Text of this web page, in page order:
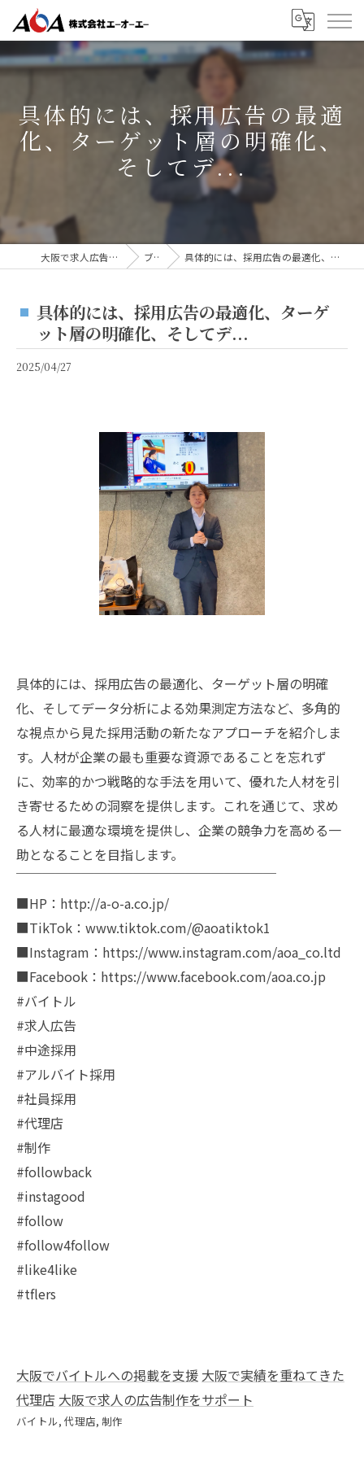
具体的には、採用広告の最適
化、ターゲット層の明確化、
そしてデ...
大阪で求人広告なら株式会社AOA ブログ 具体的には、採用広告の最適化、ターゲット層の明確化、そしてデ...
具体的には、採用広告の最適化、ターゲ
ット層の明確化、そしてデ...
2025/04/27
具体的には、採用広告の最適化、ターゲット層の明確
化、そしてデータ分析による効果測定方法など、多角的
な視点から見た採用活動の新たなアプローチを紹介しま
す。人材が企業の最も重要な資源であることを忘れず
に、効率的かつ戦略的な手法を用いて、優れた人材を引
き寄せるための洞察を提供します。これを通じて、求め
る人材に最適な環境を提供し、企業の競争力を高める一
助となることを目指します。
￣￣￣￣￣￣￣￣￣￣￣￣￣￣￣￣￣￣￣￣
■HP：http://a-o-a.co.jp/
■TikTok：www.tiktok.com/@aoatiktok1
■Instagram：https://www.instagram.com/aoa_co.ltd
■Facebook：https://www.facebook.com/aoa.co.jp
#バイトル
#求人広告
#中途採用
#アルバイト採用
#社員採用
#代理店
#制作
#followback
#instagood
#follow
#follow4follow
#like4like
#tflers
大阪でバイトルへの掲載を支援 大阪で実績を重ねてきた
代理店 大阪で求人の広告制作をサポート
バイトル 代理店 制作